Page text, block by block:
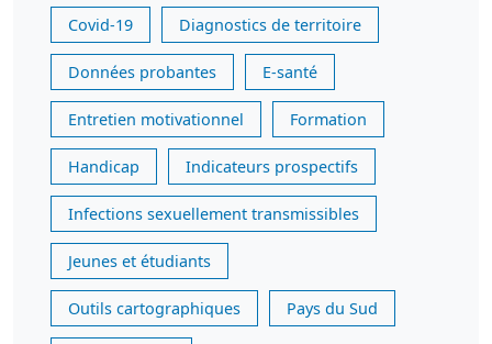
Covid-19 Diagnostics de territoire
Données probantes E-santé
Entretien motivationnel Formation
Handicap Indicateurs prospectifs
Infections sexuellement transmissibles
Jeunes et étudiants
Outils cartographiques Pays du Sud